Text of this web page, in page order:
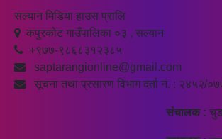
सल्यान मिडिया हाउस प्रालि
कपुरकोट गाउँपालिका ०३ , सल्यान
+९७७-९८६८३१२३८५
saptarangionline@gmail.com
सूचना तथा प्रसारण विभाग दर्ता नं. : २४५२/
संचालक :